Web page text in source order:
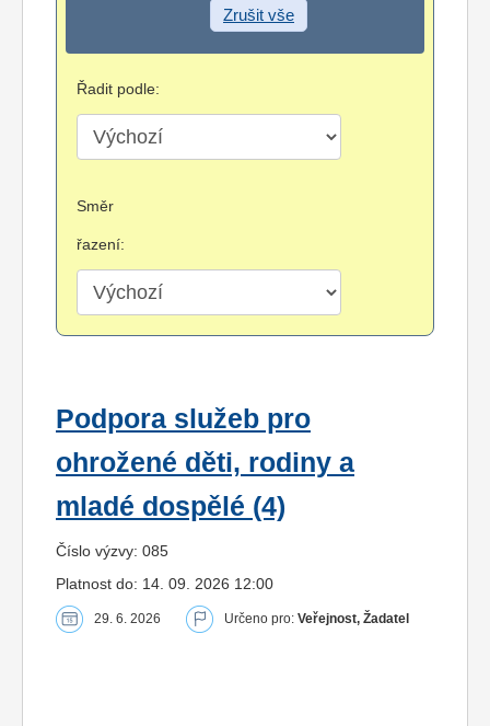
Zrušit vše
Řadit podle:
Směr
řazení:
Podpora služeb pro
ohrožené děti, rodiny a
mladé dospělé (4)
Číslo výzvy: 085
Platnost do: 14. 09. 2026 12:00
29. 6. 2026 Určeno pro: Veřejnost, Žadatel